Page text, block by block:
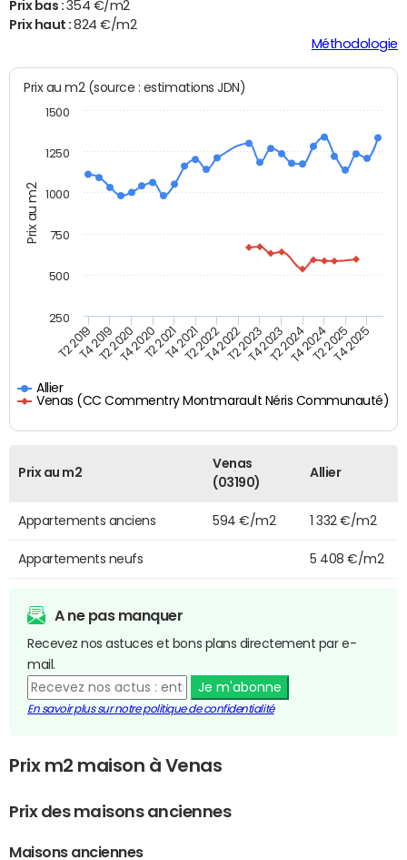
Prix bas : 354 €/m2
Prix haut :824 €/m2
Méthodologie
Prix au m2
Prix au m2 (source : estimations JDN)
Allier
Venas (CC Commentry Montmarault Néris Communauté)
T2 2019T4 2019T2 2020T4 2020T2 2021T4 2021T2 2022T4 2022T2 2023T4 2023T2 2024T4 2024T2 2025T4 2025
250
500
750
1000
1250
1500
Prix au m2
Venas
(03190)
Allier
Appartements anciens 594 €/m2 1 332 €/m2
Appartements neufs 5 408 €/m2
A ne pas manquer
Recevez nos astuces et bons plans directement par e-
mail.
Je m'abonne
En savoir plus sur notre politique de confidentialité
Prix m2 maison à Venas
Prix des maisons anciennes
Maisons anciennes